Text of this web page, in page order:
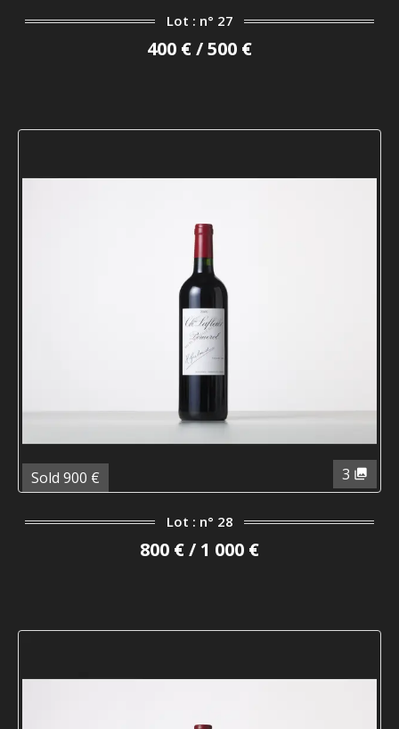
Lot : n° 27
400 € / 500 €
3
Sold 900 €
Lot : n° 28
800 € / 1 000 €